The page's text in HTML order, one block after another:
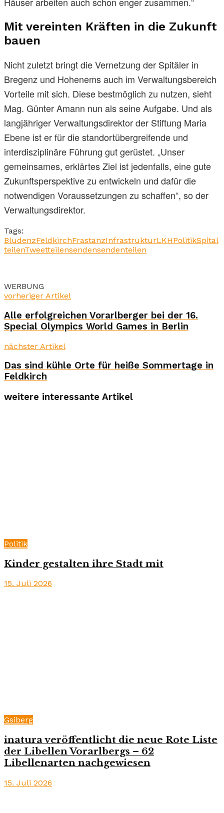
Mit vereinten Kräften in die Zukunft
bauen
Nicht zuletzt bringt die Vernetzung der Spitäler in
Bregenz und Hohenems auch im Verwaltungsbereich
Vorteile mit sich. Diese bestmöglich zu nutzen, sieht
Mag. Günter Amann nun als seine Aufgabe. Und als
langjähriger Verwaltungsdirektor der Stiftung Maria
Ebene ist er für die standortübergreifende und
interdisziplinäre Führung gut gerüstet. „Unser
gemeinsames, erklärtes Ziel ist jedenfalls, eine gute
Zukunftsperspektive zu entwickeln und dafür die
notwendigen Voraussetzungen zu schaffen“, so der
Verwaltungsdirektor.
Tags:
BludenzFeldkirchFrastanzInfrastrukturLKHPolitikSpital
teilenTweetteilensendensendenteilen
WERBUNG
vorheriger Artikel
Alle erfolgreichen Vorarlberger bei der 16.
Special Olympics World Games in Berlin
nächster Artikel
Das sind kühle Orte für heiße Sommertage in
Feldkirch
weitere interessante Artikel
Politik
Kinder gestalten ihre Stadt mit
15. Juli 2026
Gsiberg
inatura veröffentlicht die neue Rote Liste
der Libellen Vorarlbergs – 62
Libellenarten nachgewiesen
15. Juli 2026